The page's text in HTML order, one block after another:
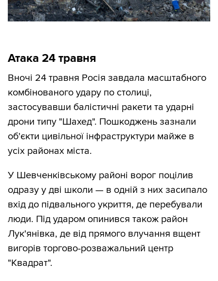
Атака 24 травня
Вночі 24 травня Росія завдала масштабного
комбінованого удару по столиці,
застосувавши балістичні ракети та ударні
дрони типу "Шахед". Пошкоджень зазнали
об'єкти цивільної інфраструктури майже в
усіх районах міста.
У Шевченківському районі ворог поцілив
одразу у дві школи — в одній з них засипало
вхід до підвального укриття, де перебували
люди. Під ударом опинився також район
Лук'янівка, де від прямого влучання вщент
вигорів торгово-розважальний центр
"Квадрат".